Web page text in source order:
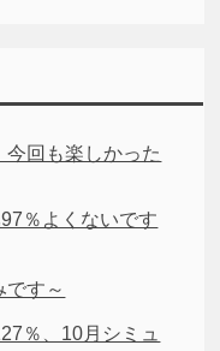
回も楽しかった
％よくないです
です～
％、10月シミュ